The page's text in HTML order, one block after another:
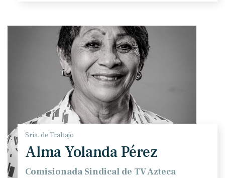
Sría. de Trabajo
Alma Yolanda Pérez
Comisionada Sindical de TV Azteca